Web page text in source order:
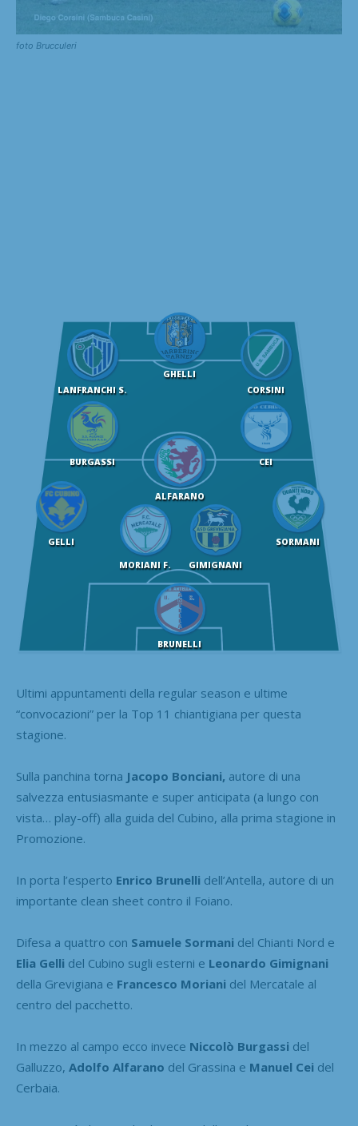
foto Brucculeri
BRUNELLI
GELLI
MORIANI F. GIMIGNANI
SORMANI
BURGASSI
ALFARANO
CEI
LANFRANCHI S.
GHELLI
CORSINI
Ultimi appuntamenti della regular season e ultime
“convocazioni” per la Top 11 chiantigiana per questa
stagione.
Sulla panchina torna Jacopo Bonciani, autore di una
salvezza entusiasmante e super anticipata (a lungo con
vista… play-off) alla guida del Cubino, alla prima stagione in
Promozione.
In porta l’esperto Enrico Brunelli dell’Antella, autore di un
importante clean sheet contro il Foiano.
Difesa a quattro con Samuele Sormani del Chianti Nord e
Elia Gelli del Cubino sugli esterni e Leonardo Gimignani
della Grevigiana e Francesco Moriani del Mercatale al
centro del pacchetto.
In mezzo al campo ecco invece Niccolò Burgassi del
Galluzzo, Adolfo Alfarano del Grassina e Manuel Cei del
Cerbaia.